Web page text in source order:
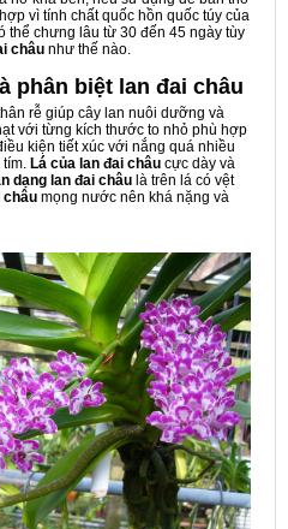
vì tính chất quốc hồn quốc túy của
thể chưng lâu từ 30 đến 45 ngày tùy
châu như thế nào.
phân biệt lan đai châu
rễ giúp cây lan nuôi dưỡng và
với từng kích thước to nhỏ phù hợp
kiện tiết xúc với nắng quá nhiều
Lá của lan đai châu cực dày và
dạng lan đai châu là trên lá có vệt
châu mọng nước nên khá nặng và